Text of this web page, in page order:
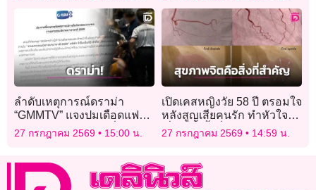
ลำดับเหตุการณ์ดราม่า
“GMMTV” แจงปมเดือดแฟน
คลับจีนและเจ้าหน้าที่ชุลมุน
27 กรกฎาคม 2569 15:00 น.
เปิดเคสหญิงวัย 58 ปี ตรอมใจ
หลังสูญเสียคนรัก ทำหัวใจ
เริ่มตาย ทั้งที่หลอดเลือดปกติ
27 กรกฎาคม 2569 14:59 น.